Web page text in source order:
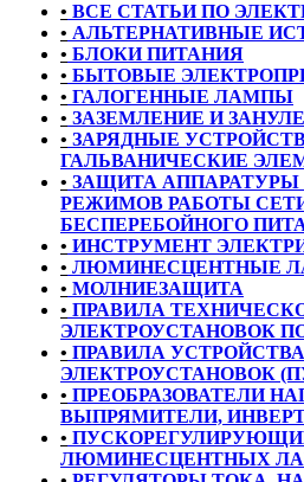
• ВСЕ СТАТЬИ ПО
• АЛЬТЕРНАТИВНЫЕ
• БЛОКИ ПИТАНИЯ
• БЫТОВЫЕ
• ГАЛОГЕННЫЕ ЛАМПЫ
• ЗАЗЕМЛЕНИЕ И
• ЗАРЯДНЫЕ
ГАЛЬВАНИЧЕСКИЕ
• ЗАЩИТА
РЕЖИМОВ РАБОТЫ
БЕСПЕРЕБОЙНОГО
• ИНСТРУМЕНТ
• ЛЮМИНЕСЦЕНТНЫЕ
• МОЛНИЕЗАЩИТА
• ПРАВИЛА
ЭЛЕКТРОУСТАНОВОК
• ПРАВИЛА УСТРОЙСТВА
ЭЛЕКТРОУСТАНОВОК
• ПРЕОБРАЗОВАТЕЛИ
ВЫПРЯМИТЕЛИ,
•
ЛЮМИНЕСЦЕНТНЫХ